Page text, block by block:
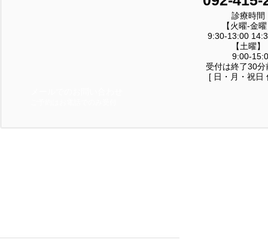
診療時間
【火曜-金
9:30-13:00
【土曜】
9:00-
受付は終了30分
[ 日・月・祝日